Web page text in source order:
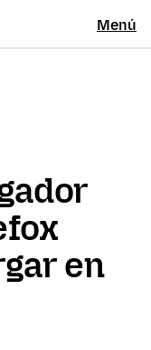
Menú
en